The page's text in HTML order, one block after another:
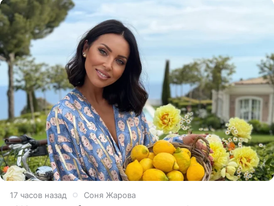
17 часов назад Соня Жарова